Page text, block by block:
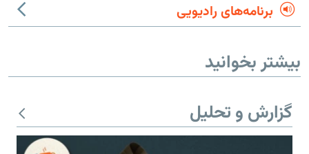
برنامه‌های رادیویی
بیشتر بخوانید
گزارش و تحلیل